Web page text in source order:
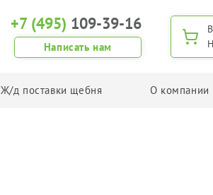
+7 (495) 109-39-16
Написать нам
Ж/д поставки щебня О компании